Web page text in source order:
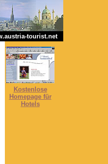
tourist.net
Kostenlose
Homepage für
Hotels